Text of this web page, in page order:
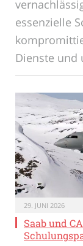
essenzielle
Dienste und
29. JUNI 2026
Saab und